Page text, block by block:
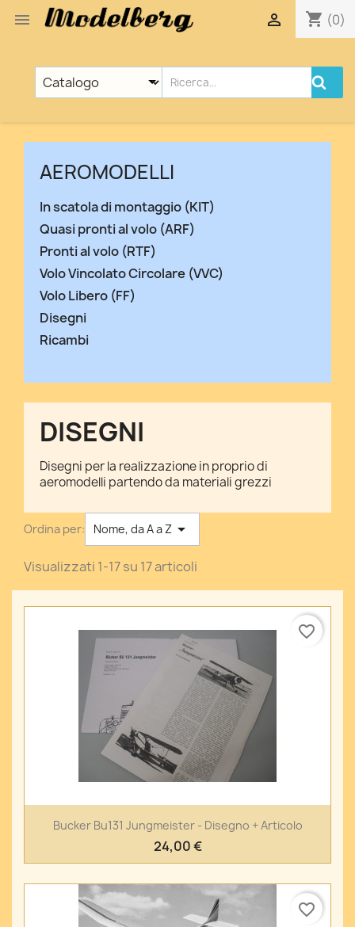
 shopping_cart (0)

AEROMODELLI
In scatola di montaggio (KIT)
Quasi pronti al volo (ARF)
Pronti al volo (RTF)
Volo Vincolato Circolare (VVC)
Volo Libero (FF)
Disegni
Ricambi
DISEGNI
Disegni per la realizzazione in proprio di
aeromodelli partendo da materiali grezzi
Ordina per: Nome, da A a Z 
Visualizzati 1-17 su 17 articoli
Bucker Bu131 Jungmeister - Disegno + Articolo
24,00 €
favorite_border
favorite_border